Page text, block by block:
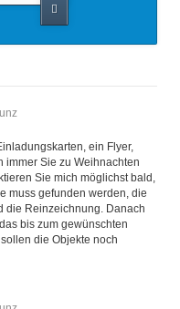
ein Flyer,
immer Sie zu Weihnachten
Sie mich möglichst bald,
muss gefunden werden, die
die Reinzeichnung. Danach
bis zum gewünschten
die Objekte noch